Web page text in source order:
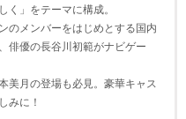
」をテーマに構成。
のメンバーをはじめとする国内
俳優の長谷川初範がナビゲー
美月の登場も必見。豪華キャス
みに！